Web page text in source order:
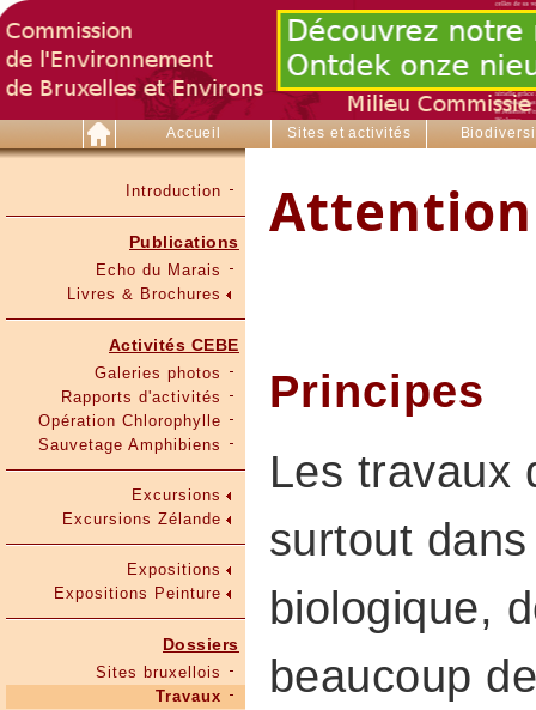
Accueil Sites et activités
Introduction
Publications
Echo du Marais
Livres & Brochures
Activités CEBE
Galeries photos
Rapports d'activités
Opération Chlorophylle
Sauvetage Amphibiens
Excursions
Excursions Zélande
Expositions
Expositions Peinture
Dossiers
Sites bruxellois
Travaux
Principes
Les travaux
surtout
biologique,
beaucoup